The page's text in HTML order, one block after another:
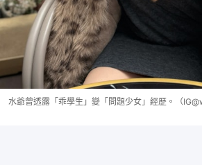
水爺曾透露「乖學生」變「問題少女」經歷。（